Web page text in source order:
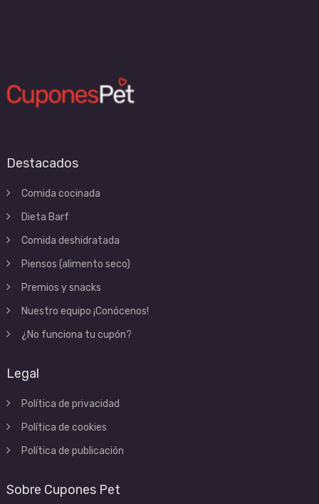
Destacados
Comida cocinada
Dieta Barf
Comida deshidratada
Piensos (alimento seco)
Premios y snacks
Nuestro equipo ¡Conócenos!
¿No funciona tu cupón?
Legal
Política de privacidad
Política de cookies
Política de publicación
Sobre Cupones Pet